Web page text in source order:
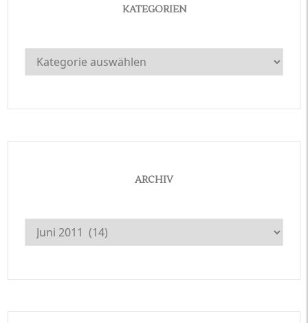
KATEGORIEN
Kategorien
ARCHIV
Archiv